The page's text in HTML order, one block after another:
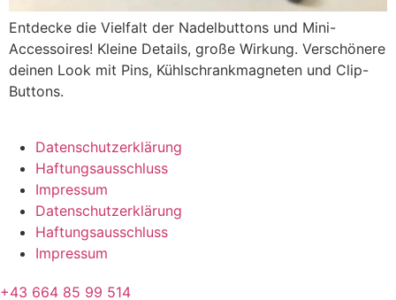
Entdecke die Vielfalt der Nadelbuttons und Mini-
Accessoires! Kleine Details, große Wirkung. Verschönere
deinen Look mit Pins, Kühlschrankmagneten und Clip-
Buttons.
Datenschutzerklärung
Haftungsausschluss
Impressum
Datenschutzerklärung
Haftungsausschluss
Impressum
+43 664 85 99 514